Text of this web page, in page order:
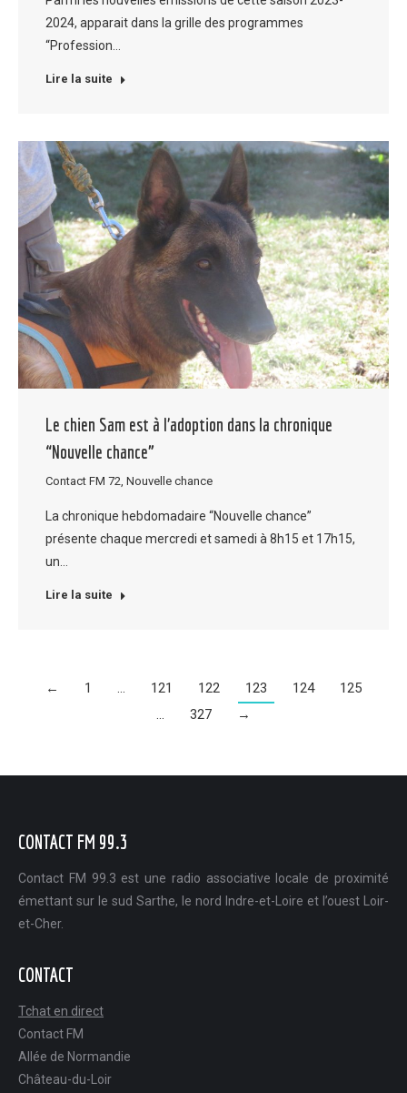
2024, apparait dans la grille des programmes
“Profession…
Lire la suite
Le chien Sam est à l’adoption dans la chronique
“Nouvelle chance”
Contact FM 72 Nouvelle chance
La chronique hebdomadaire “Nouvelle chance”
présente chaque mercredi et samedi à 8h15 et 17h15,
un…
Lire la suite
← 1 … 121 122 123 124
125
…
327 →
CONTACT FM 99.3
Contact FM 99.3 est une radio associative locale de proximité
émettant sur le sud Sarthe, le nord Indre-et-Loire et l’ouest Loir-
et-Cher.
CONTACT
Tchat en direct
Contact FM
Allée de Normandie
Château-du-Loir